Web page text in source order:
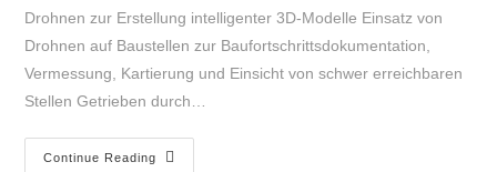
Drohnen zur Erstellung intelligenter 3D-Modelle Einsatz von
Drohnen auf Baustellen zur Baufortschrittsdokumentation,
Vermessung, Kartierung und Einsicht von schwer erreichbaren
Stellen Getrieben durch…
Continue Reading